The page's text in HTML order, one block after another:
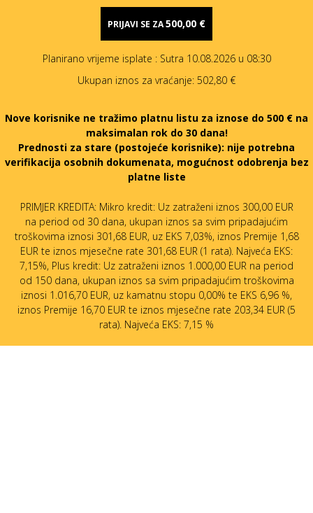
PRIJAVI SE ZA500,00 €
Planirano vrijeme isplate : Sutra 10.08.2026 u 08:30
Ukupan iznos za vraćanje: 502,80 €
Nove korisnike ne tražimo platnu listu za iznose do 500 € na
maksimalan rok do 30 dana!
Prednosti za stare (postojeće korisnike): nije potrebna
verifikacija osobnih dokumenata, mogućnost odobrenja bez
platne liste
PRIMJER KREDITA: Mikro kredit: Uz zatraženi iznos 300,00 EUR
na period od 30 dana, ukupan iznos sa svim pripadajućim
troškovima iznosi 301,68 EUR, uz EKS 7,03%, iznos Premije 1,68
EUR te iznos mjesečne rate 301,68 EUR (1 rata). Najveća EKS:
7,15%, Plus kredit: Uz zatraženi iznos 1.000,00 EUR na period
od 150 dana, ukupan iznos sa svim pripadajućim troškovima
iznosi 1.016,70 EUR, uz kamatnu stopu 0,00% te EKS 6,96 %,
iznos Premije 16,70 EUR te iznos mjesečne rate 203,34 EUR (5
rata). Najveća EKS: 7,15 %